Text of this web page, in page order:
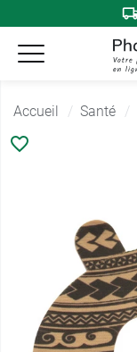
Accueil Santé